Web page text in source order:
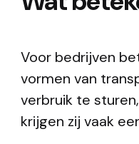
Voor bedrijven
vormen van
verbruik te
krijgen zij vaak